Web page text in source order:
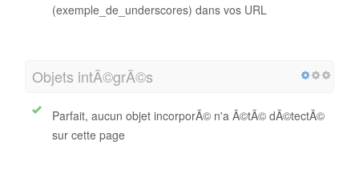
(exemple_de_underscores) dans vos URL
Objets intÃ©grÃ©s
Parfait, aucun objet incorporÃ© n'a Ã©tÃ© dÃ©tectÃ©
sur cette page